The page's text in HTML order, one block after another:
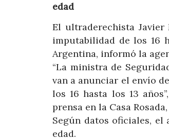
edad
El ultraderechista
imputabilidad de los 16
Argentina, informó la
“La ministra de
van a anunciar el envío
los 16 hasta los 13
prensa en la Casa
Según datos oficiales, el
edad.